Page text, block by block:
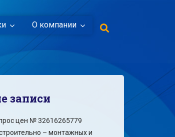
О компании
записи
цен № 32616265779
– монтажных и